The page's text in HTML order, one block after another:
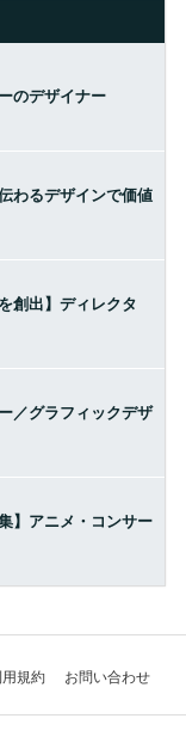
のデザイナー
わるデザインで価値
創出】ディレクタ
／グラフィックデザ
】アニメ・コンサー
規約 お問い合わせ